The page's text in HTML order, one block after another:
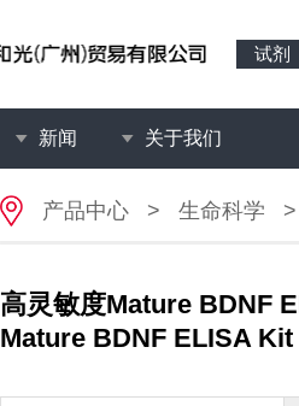
试剂
新闻 关于我们
产品中心 > 生命科学 >
高灵敏度Mature BDNF
Mature BDNF ELISA